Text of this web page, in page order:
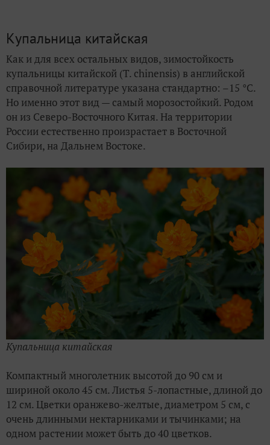
Купальница китайская
Как и для всех остальных видов, зимостойкость
купальницы китайской (T. chinensis) в английской
справочной литературе указана стандартно: –15 °С.
Но именно этот вид — самый морозостойкий. Родом
он из Северо-Восточного Китая. На территории
России естественно произрастает в Восточной
Сибири, на Дальнем Востоке.
Купальница китайская
Компактный многолетник высотой до 90 см и
шириной около 45 см. Листья 5-лопастные, длиной до
12 см. Цветки оранжево-желтые, диаметром 5 см, с
очень длинными нектарниками и тычинками; на
одном растении может быть до 40 цветков.